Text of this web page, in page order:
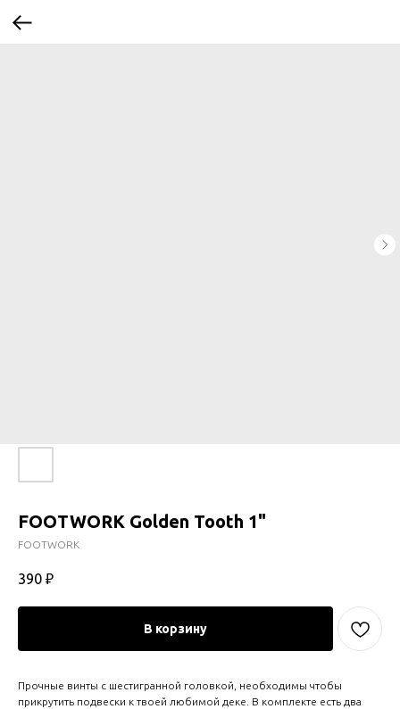
FOOTWORK Golden Tooth 1"
FOOTWORK
390 ₽
В корзину
Прочные винты с шестигранной головкой, необходимы чтобы
прикрутить подвески к твоей любимой деке. В комплекте есть два